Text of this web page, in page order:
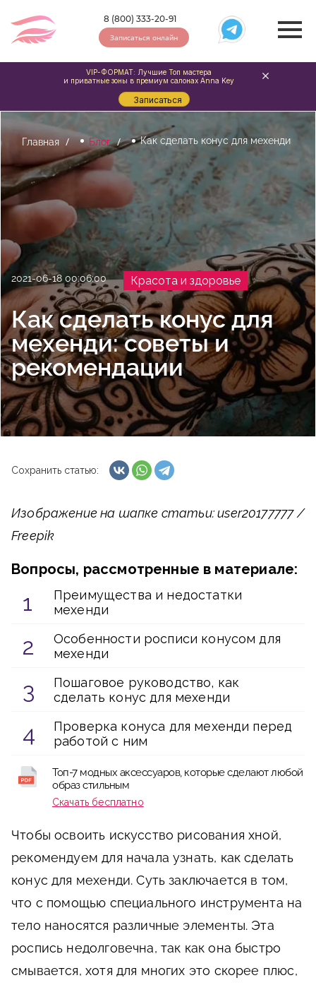
8 (800) 333-20-91
Записаться онлайн
Главная Блог Как сделать конус для мехенди
2021-06-18 00:06:00 Красота и здоровье
Как сделать конус для
мехенди: советы и
рекомендации
Сохранить статью:
Изображение на шапке статьи: user20177777 /
Freepik
Вопросы, рассмотренные в материале:
Преимущества и недостатки
мехенди
Особенности росписи конусом для
мехенди
Пошаговое руководство, как
сделать конус для мехенди
Проверка конуса для мехенди перед
работой с ним
Топ-7 модных аксессуаров, которые сделают любой
образ стильным
Скачать бесплатно
Чтобы освоить искусство рисования хной,
рекомендуем для начала узнать, как сделать
конус для мехенди. Суть заключается в том,
что с помощью специального инструмента на
тело наносятся различные элементы. Эта
роспись недолговечна, так как она быстро
смывается, хотя для многих это скорее плюс,
VIP-ФОРМАТ: Лучшие Топ мастера
и приватные зоны в премиум салонах Anna Key
Записаться